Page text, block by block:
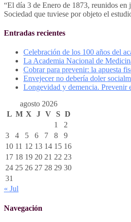
“El día 3 de Enero de 1873, reunidos
Sociedad que tuviese por objeto el
Entradas recientes
Celebración de los 100 años del
La Academia Nacional de
Cobrar para prevenir: la apuesta
Envejecer no debería doler
Longevidad y demencia. Prevenir
agosto 2026
L M X J V S D
1
2
3
4 5 6 7 8
9
10 11 12 13 14 15 16
17 18 19 20 21 22 23
24 25 26 27 28 29 30
31
« Jul
Navegación